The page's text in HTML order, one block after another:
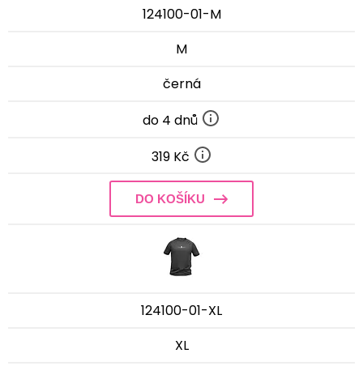
124100-01-M
M
černá
do 4 dnů
319 Kč
DO KOŠÍKU
124100-01-XL
XL